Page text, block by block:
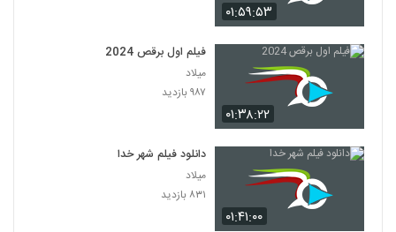
۰۱:۵۹:۵۳
۰۱:۳۸:۲۲
فیلم اول برقص 2024
میلاد
۹۸۷ بازدید
۰۱:۴۱:۰۰
دانلود فیلم شهر خدا
میلاد
۸۳۱ بازدید